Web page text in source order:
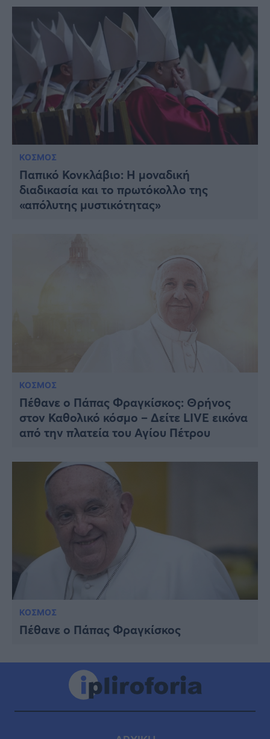
ΚΟΣΜΟΣ
Παπικό Κονκλάβιο: Η μοναδική
διαδικασία και το πρωτόκολλο της
«απόλυτης μυστικότητας»
ΚΟΣΜΟΣ
Πέθανε ο Πάπας Φραγκίσκος: Θρήνος
στον Καθολικό κόσμο – Δείτε LIVE εικόνα
από την πλατεία του Αγίου Πέτρου
ΚΟΣΜΟΣ
Πέθανε ο Πάπας Φραγκίσκος